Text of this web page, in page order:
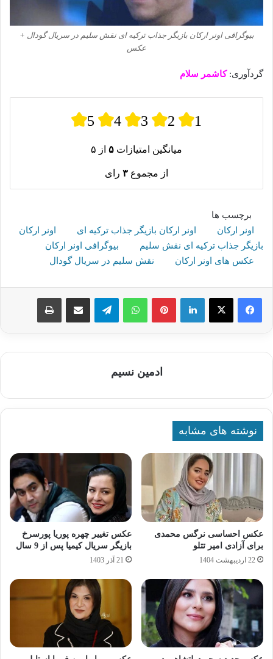
بیوگرافی اونر ارکان بازیگر جذاب ترکیه ای نقش سلیم در سریال گودال +
عکس
گردآوری:کاشمر سلام
5 4 3 2 1
میانگین امتیازات ۵ از ۵
از مجموع ۳ رای
برچسب ها
اونر ارکان
اونر ارکان بازیگر جذاب ترکیه ای
اونر ارکان
بازیگر جذاب ترکیه ای نقش سلیم
بیوگرافی اونر ارکان
عکس های اونر ارکان
نقش سلیم در سریال گودال
لینکدین پینترستواتس آپ تلگرام اشتراک گذاری از طریق ایمیل چاپ
ادمین نسیم
نوشته های مشابه
عکس احساسی نرگس محمدی
برای آزادی امیر تتلو
22 اردیبهشت 1404
عکس تغییر چهره پوریا پورسرخ
بازیگر سریال کیمیا پس از 9 سال
21 آذر 1403